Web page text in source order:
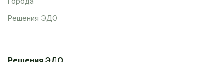
Решения ЭДО